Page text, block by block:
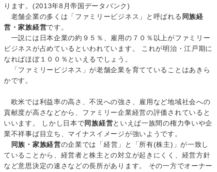
ります。(2013年8月帝国データバンク)
老舗企業の多くは「ファミリービジネス」と呼ばれる 同族経
営・家族経営です。
一説には日本企業の約９５％、雇用の７０％以上がファミリー
ビジネスが占めているといわれています。 これが明治・江戸期に
なればほぼ１００％といえるでしょう。
「ファミリービジネス」が老舗企業を育てていることはあきら
かです。
欧米では利益率の高さ、不況への強さ、雇用など地域社会への
貢献度が高さなどから、ファミリー企業経営の評価されていると
いいます。 しかし日本で同族経営といえば一族間の権力争いや企
業不祥事ば目立ち、マイナスイメージが強いようです。
同族・家族経営の企業では「経営」と「所有(株主)」が一致し
ていることから、経営者と株主との対立が起きにくく、経営方針
など意思決定の速さなどの長所があります。 その一方でオーナー